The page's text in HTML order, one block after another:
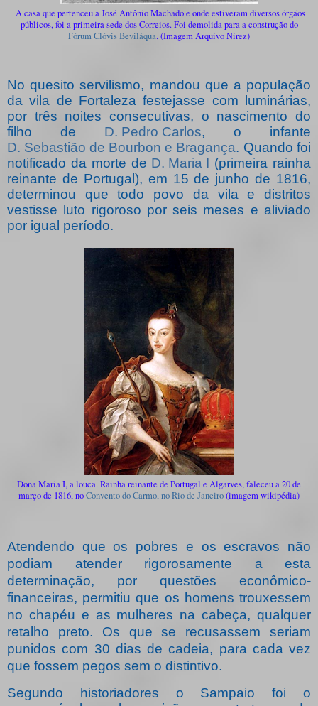
A casa que pertenceu a José Antônio Machado e onde estiveram diversos órgãos
públicos, foi a primeira sede dos Correios. Foi demolida para a construção do
Fórum Clóvis Beviláqua. (Imagem Arquivo Nirez)
No quesito servilismo, mandou que a população
da vila de Fortaleza festejasse com luminárias,
por três noites consecutivas, o nascimento do
filho de D. Pedro Carlos, o infante
D. Sebastião de Bourbon e Bragança. Quando foi
notificado da morte de D. Maria I (primeira rainha
reinante de Portugal), em 15 de junho de 1816,
determinou que todo povo da vila e distritos
vestisse luto rigoroso por seis meses e aliviado
por igual período.
Dona Maria I, a louca. Rainha reinante de Portugal e Algarves, faleceu a 20 de
março de 1816, noConvento do Carmo, no Rio de Janeiro(imagem wikipédia)
Atendendo que os pobres e os escravos não
podiam atender rigorosamente a esta
determinação, por questões econômico-
financeiras, permitiu que os homens trouxessem
no chapéu e as mulheres na cabeça, qualquer
retalho preto. Os que se recusassem seriam
punidos com 30 dias de cadeia, para cada vez
que fossem pegos sem o distintivo.
Segundo historiadores o Sampaio foi o